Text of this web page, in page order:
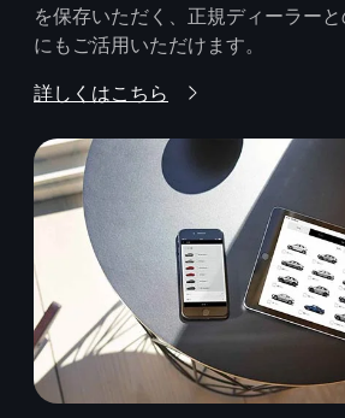
を保存いただく、正規ディーラー
にもご活用いただけます。
詳しくはこちら